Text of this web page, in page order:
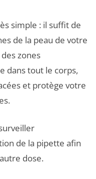
simple : il suffit de
de la peau de votre
zones
dans tout le corps,
et protège votre
de la pipette afin
dose.